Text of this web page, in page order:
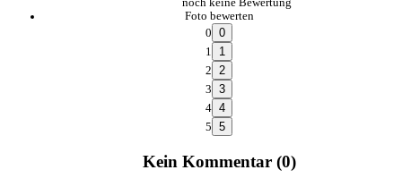
Foto bewerten
0
1
2
3
4
5
Kein Kommentar (0)